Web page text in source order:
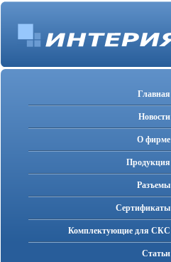
Главная
Новости
О фирме
Продукция
Разъемы
Cертификаты
Комплектующие для СКС
Статьи